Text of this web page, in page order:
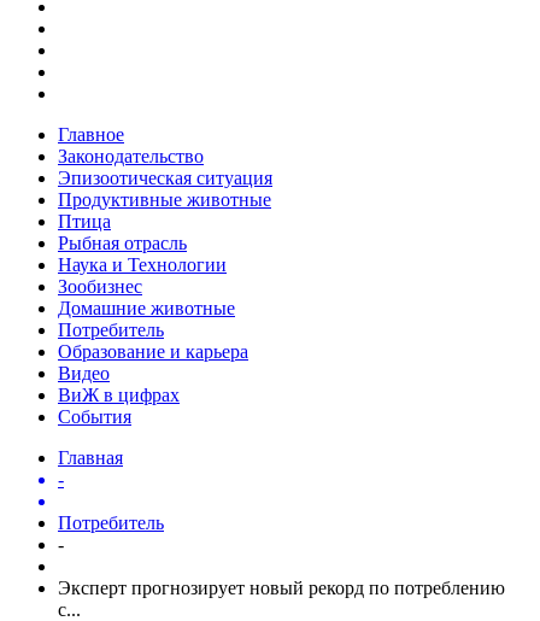
Главное
Законодательство
Эпизоотическая ситуация
Продуктивные животные
Птица
Рыбная отрасль
Наука и Технологии
Зообизнес
Домашние животные
Потребитель
Образование и карьера
Видео
ВиЖ в цифрах
События
Главная
-
Потребитель
-
Эксперт прогнозирует новый рекорд по потреблению
с...